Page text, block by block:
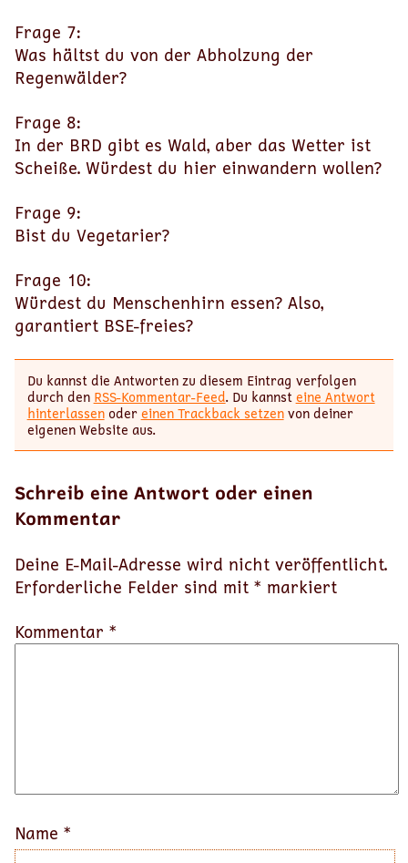
Frage 7:
Was hältst du von der Abholzung der
Regenwälder?
Frage 8:
In der BRD gibt es Wald, aber das Wetter ist
Scheiße. Würdest du hier einwandern wollen?
Frage 9:
Bist du Vegetarier?
Frage 10:
Würdest du Menschenhirn essen? Also,
garantiert BSE-freies?
Du kannst die Antworten zu diesem Eintrag verfolgen
durch den RSS-Kommentar-Feed. Du kannsteine Antwort
hinterlassenodereinen Trackback setzenvon deiner
eigenen Website aus.
Schreib eine Antwort oder einen
Kommentar
Deine E-Mail-Adresse wird nicht veröffentlicht.
Erforderliche Felder sind mit * markiert
Kommentar *
Name *